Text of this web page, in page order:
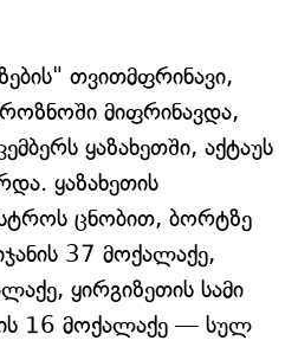
თვითმფრინავი,
მიფრინავდა,
ყაზახეთში, აქტაუს
ყაზახეთის
ცნობით, ბორტზე
37 მოქალაქე,
ყირგიზეთის სამი
16 მოქალაქე — სულ